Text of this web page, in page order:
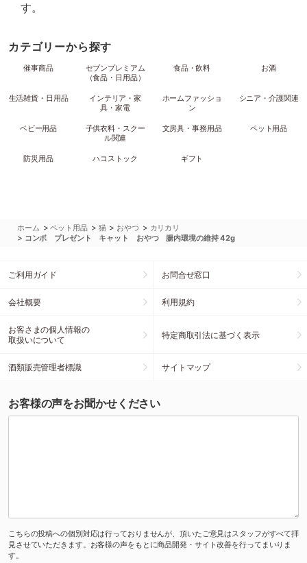
す。
カテゴリーから探す
催事商品
セブンプレミアム
（食品・日用品）
食品・飲料 お酒
生活雑貨・日用品
インテリア・家
具・家電
ホームファッショ
ン
シニア・介護関連
ベビー用品
子供衣料・スクー
ル関連
文房具・事務用品 ペット用品
防災用品 ハコストック ギフト
ホーム >ペット用品 > 猫 > おやつ > カリカリ
> コンボ プレゼント キャット おやつ 腸内環境の維持 42g
ご利用ガイド お問合せ窓口
会社概要 利用規約
お客さまの個人情報の
取扱いについて
特定商取引法に基づく表示
酒類販売管理者標識 サイトマップ
お客様の声をお聞かせください
こちらの投稿への個別対応は行っておりませんが、頂いたご意見はスタッフがすべて拝
見させていただきます。お客様の声をもとに商品開発・サイト改善を行ってまいりま
す。